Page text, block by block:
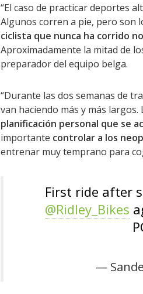
“El caso de practicar deportes
Algunos corren a pie, pero son
ciclista que nunca ha corrido
Aproximadamente la mitad de
preparador del equipo belga.
“Durante las dos semanas de
van haciendo más y más
planificación personal que se
importante controlar a los
entrenar muy temprano para
First ride after
@Ridley_Bikes
—